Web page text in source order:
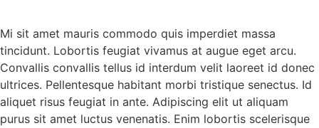
Mi sit amet mauris commodo quis imperdiet massa
tincidunt. Lobortis feugiat vivamus at augue eget arcu.
Convallis convallis tellus id interdum velit laoreet id donec
ultrices. Pellentesque habitant morbi tristique senectus. Id
aliquet risus feugiat in ante. Adipiscing elit ut aliquam
purus sit amet luctus venenatis. Enim lobortis scelerisque